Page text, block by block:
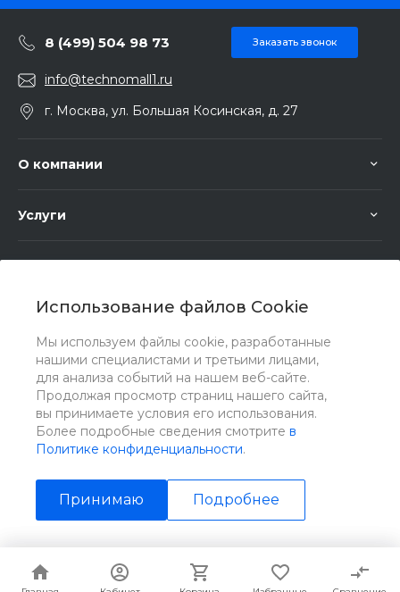
Использование файлов Cookie
Мы используем файлы cookie, разработанные
нашими специалистами и третьими лицами,
для анализа событий на нашем веб-сайте.
Продолжая просмотр страниц нашего сайта,
вы принимаете условия его использования.
Более подробные сведения смотрите в
Политике конфиденциальности.
Принимаю Подробнее
8 (499) 504 98 73 Заказать звонок
info@technomall1.ru
г. Москва, ул. Большая Косинская, д. 27
О компании
Услуги
Мы в соц. сетях
© 2026 Universe, Все права защищены